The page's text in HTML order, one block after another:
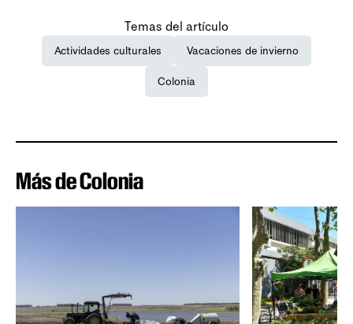
Temas del artículo
Actividades culturales Vacaciones de invierno
Colonia
Más de Colonia